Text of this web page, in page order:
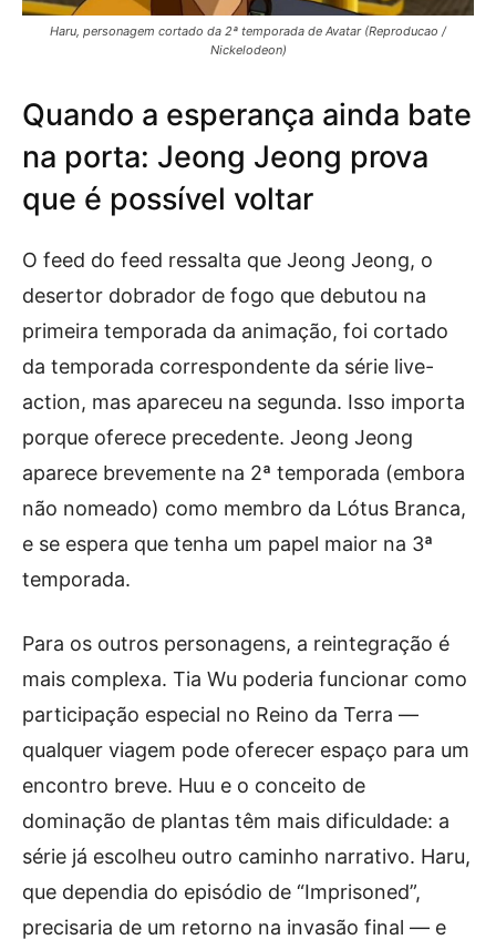
Haru, personagem cortado da 2ª temporada de Avatar (Reproducao /
Nickelodeon)
Quando a esperança ainda bate
na porta: Jeong Jeong prova
que é possível voltar
O feed do feed ressalta que Jeong Jeong, o
desertor dobrador de fogo que debutou na
primeira temporada da animação, foi cortado
da temporada correspondente da série live-
action, mas apareceu na segunda. Isso importa
porque oferece precedente. Jeong Jeong
aparece brevemente na 2ª temporada (embora
não nomeado) como membro da Lótus Branca,
e se espera que tenha um papel maior na 3ª
temporada.
Para os outros personagens, a reintegração é
mais complexa. Tia Wu poderia funcionar como
participação especial no Reino da Terra —
qualquer viagem pode oferecer espaço para um
encontro breve. Huu e o conceito de
dominação de plantas têm mais dificuldade: a
série já escolheu outro caminho narrativo. Haru,
que dependia do episódio de “Imprisoned”,
precisaria de um retorno na invasão final — e